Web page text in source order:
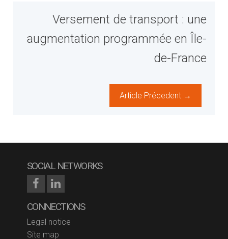
Versement de transport : une
augmentation programmée en Île-
de-France
Article Précedent →
SOCIAL NETWORKS
CONNECTIONS
Legal notice
Site map